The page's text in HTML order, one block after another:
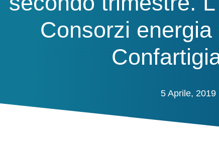
Consorzi
5 Aprile, 2019